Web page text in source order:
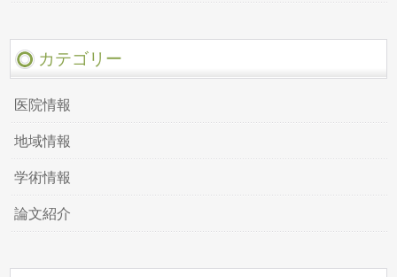
カテゴリー
医院情報
地域情報
学術情報
論文紹介